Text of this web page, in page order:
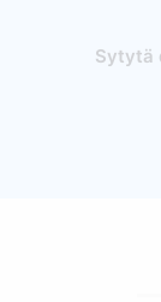
Sytytä